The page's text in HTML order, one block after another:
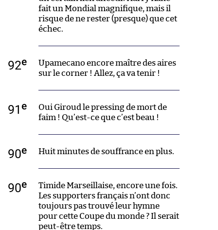
fait un Mondial magnifique, mais il
risque de ne rester (presque) que cet
échec.
92e
Upamecano encore maître des aires
sur le corner ! Allez, ça va tenir !
91 e
Oui Giroud le pressing de mort de
faim ! Qu’est-ce que c’est beau !
90e Huit minutes de souffrance en plus.
90e
Timide Marseillaise, encore une fois.
Les supporters français n’ont donc
toujours pas trouvé leur hymne
pour cette Coupe du monde ? Il serait
peut-être temps.